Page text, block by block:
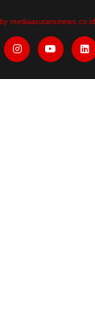
by mediaasuransinews.co.id.